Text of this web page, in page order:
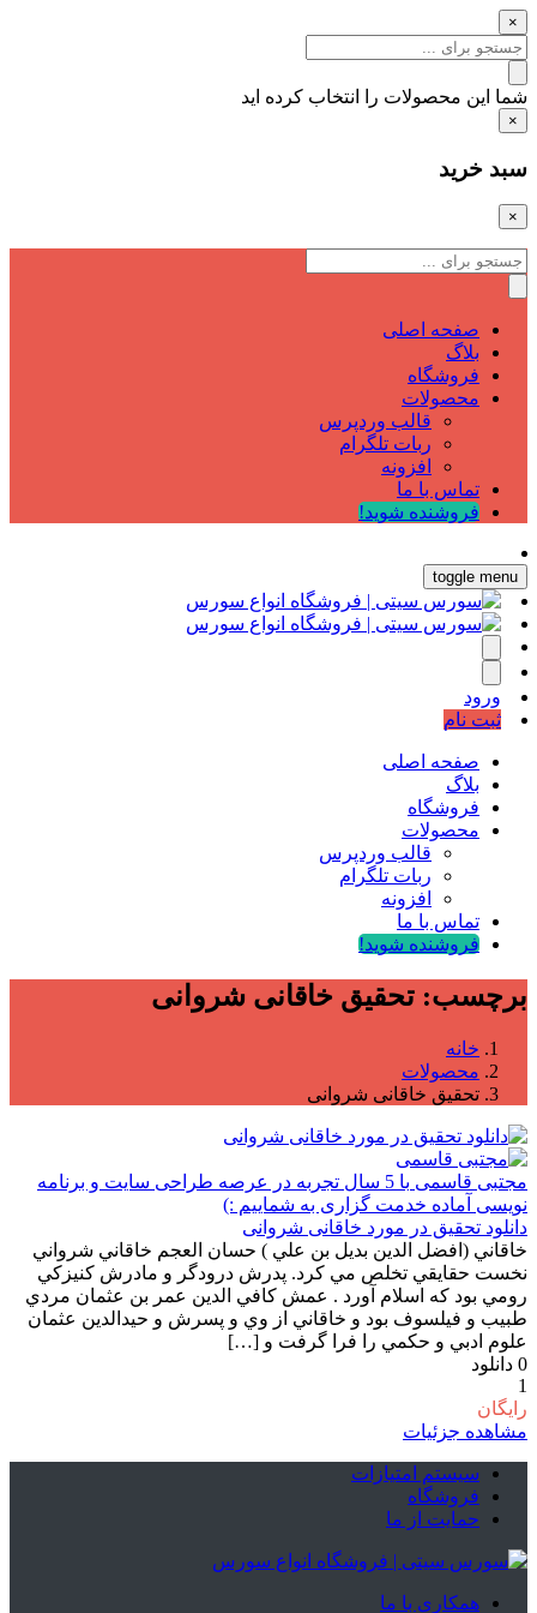
×
شما این محصولات را انتخاب کرده اید
×
سبد خرید
×
صفحه اصلی
بلاگ
فروشگاه
محصولات
قالب وردپرس
ربات تلگرام
افزونه
تماس با ما
فروشنده شوید!
toggle menu
ورود
ثبت نام
صفحه اصلی
بلاگ
فروشگاه
محصولات
قالب وردپرس
ربات تلگرام
افزونه
تماس با ما
فروشنده شوید!
برچسب: تحقیق خاقانی شروانی
خانه
محصولات
تحقیق خاقانی شروانی
مجتبی قاسمی
با 5 سال تجربه در عرصه طراحی سایت و برنامه
نویسی آماده خدمت گزاری به شماییم :)
دانلود تحقیق در مورد خاقانی شروانی
خاقاني (افضل الدين بديل بن علي )‌ حسان العجم خاقاني شرواني
نخست حقايقي تخلص مي كرد. پدرش درودگر و مادرش كنيزكي
رومي بود كه اسلام آورد . عمش كافي الدين عمر بن عثمان مردي
طبيب و فيلسوف بود و خاقاني از وي و پسرش و حيدالدين عثمان
علوم ادبي و حكمي را فرا گرفت و […]
0 دانلود
1
رایگان
مشاهده جزئیات
سیستم امتیازات
فروشگاه
حمایت از ما
همکاری با ما